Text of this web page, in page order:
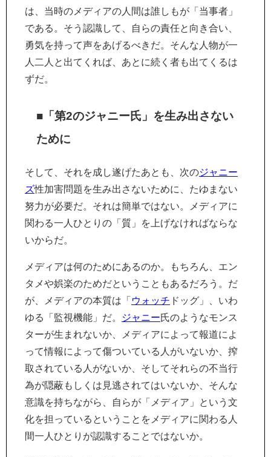
は、当時のメディアの人間は誰しもが「当事者」
である。そう認識して、自らの責任と向き合い、
勇気を持って声をあげるべきだ。そんな人物が一
人二人と出てくれば、あとに続く者も出てくるは
ずだ。
■「第2のジャニー氏」を生み出さない
ために
そして、それを成し遂げたあとも、次のジャニー
ズ性加害問題を生み出さないために、たゆまない
努力が必要だ。それは簡単ではない。メディアに
関わる一人ひとりの「質」を上げなければならな
いからだ。
メディアは何のためにあるのか。もちろん、エン
タメや娯楽のためだということもあるだろう。だ
が、メディアの本質は「 ウォッチ ドッグ」、いわ
ゆる「監視機能」だ。
ジャニー氏のようなモンス
ターが生まれないか、メディアによって報道によ
って情報によって傷ついている人がいないか、搾
取されている人がないか、そしてそれらの不当行
為が隠蔽もしくは見逃されてはいないか、そんな
意識を持ちながら、自らが「メディア」という文
化を担っているということをメディアに関わる人
間一人ひとりが認識することではないか。